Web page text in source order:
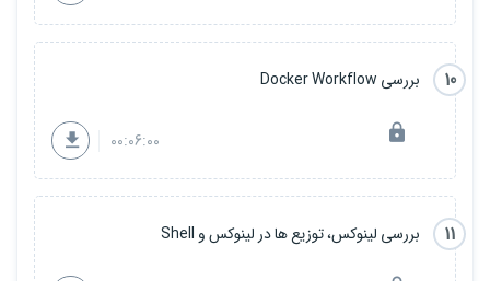
10 بررسی Docker Workflow
00:06:00
11 بررسی لینوکس، توزیع ها در لینوکس و Shell